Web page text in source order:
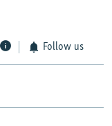
Follow us